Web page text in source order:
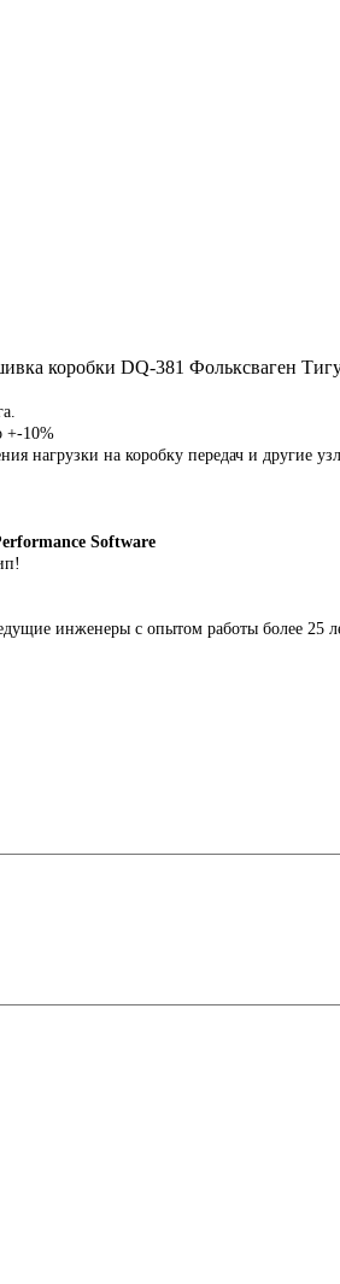
коробки DQ-381 Фольксваген
+-10%
на коробку передач и другие
Software
инженеры с опытом работы более 25